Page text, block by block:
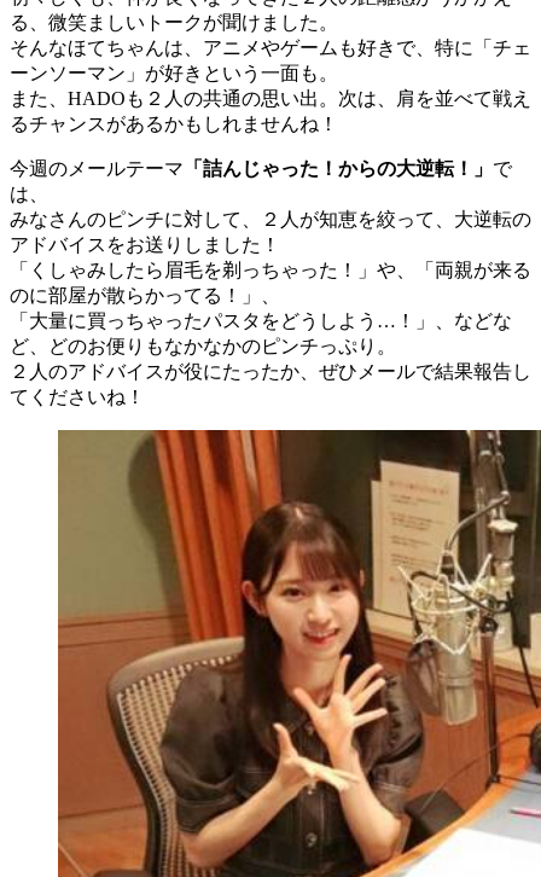
る、微笑ましいトークが聞けました。
そんなほてちゃんは、アニメやゲームも好きで、特に「チェ
ーンソーマン」が好きという一面も。
また、HADOも２人の共通の思い出。次は、肩を並べて戦え
るチャンスがあるかもしれませんね！
今週のメールテーマ 「詰んじゃった！からの大逆転！」 で
は、
みなさんのピンチに対して、２人が知恵を絞って、大逆転の
アドバイスをお送りしました！
「くしゃみしたら眉毛を剃っちゃった！」や、「両親が来る
のに部屋が散らかってる！」、
「大量に買っちゃったパスタをどうしよう…！」、などな
ど、どのお便りもなかなかのピンチっぷり。
２人のアドバイスが役にたったか、ぜひメールで結果報告し
てくださいね！